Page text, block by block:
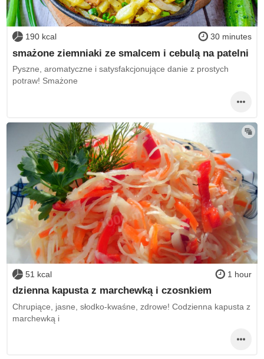
190 kcal 30 minutes
smażone ziemniaki ze smalcem i cebulą na patelni
Pyszne, aromatyczne i satysfakcjonujące danie z prostych
potraw! Smażone
51 kcal 1 hour
dzienna kapusta z marchewką i czosnkiem
Chrupiące, jasne, słodko-kwaśne, zdrowe! Codzienna kapusta z
marchewką i